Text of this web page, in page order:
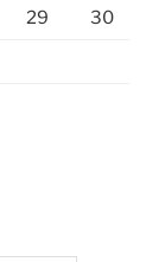
29 30